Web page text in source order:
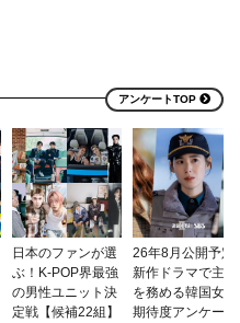
アンケートTOP
日本のファンが選
ぶ！K-POP界最強
の男性ユニット決
定戦【候補22組】
26年8月公開予定
新作ドラマで主演
を務める韓国女優
期待度アンケート